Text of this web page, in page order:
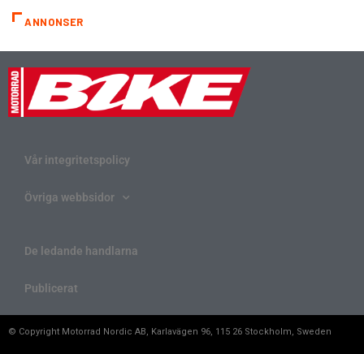
ANNONSER
Vår integritetspolicy
Övriga webbsidor
De ledande handlarna
Publicerat
© Copyright Motorrad Nordic AB, Karlavägen 96, 115 26 Stockholm, Sweden